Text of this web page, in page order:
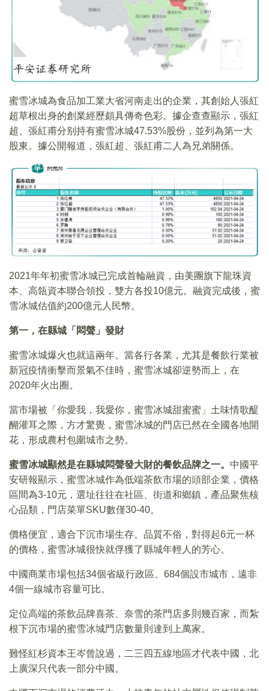
蜜雪冰城為食品加工業大省河南走出的企業，其創始人張紅
超草根出身的創業經歷頗具傳奇色彩。據企查查顯示，張紅
超、張紅甫分别持有蜜雪冰城47.53%股份，並列為第一大
股東。據公開報道，張紅超、張紅甫二人為兄弟關係。
2021年年初蜜雪冰城已完成首輪融資，由美團旗下龍珠資
本、高瓴資本聯合領投，雙方各投10億元。融資完成後，蜜
雪冰城估值約200億元人民幣。
第一，在縣城「悶聲」發財
蜜雪冰城爆火也就這兩年。當各行各業，尤其是餐飲行業被
新冠疫情衝擊而景氣不佳時，蜜雪冰城卻逆勢而上，在
2020年火出圈。
當市場被「你愛我，我愛你，蜜雪冰城甜蜜蜜」土味情歌醍
醐灌耳之際，方才驚覺，蜜雪冰城的門店已然在全國各地開
花，形成農村包圍城市之勢。
蜜雪冰城顯然是在縣城悶聲發大財的餐飲品牌之一。 中國平
安研報顯示，蜜雪冰城作為低端茶飲市場的頭部企業，價格
區間為3-10元，選址往往在社區、街道和鄉鎮，產品聚焦核
心品類，門店菜單SKU數僅30-40。
價格便宜，適合下沉市場生存。品質不俗，對得起6元一杯
的價格，蜜雪冰城很快就俘獲了縣城年輕人的芳心。
中國商業市場包括34個省級行政區、684個設市城市，遠非
4個一線城市容量可比。
定位高端的茶飲品牌喜茶、奈雪的茶門店多則幾百家，而紮
根下沉市場的蜜雪冰城門店數量則達到上萬家。
難怪紅杉資本王岑曾說過，二三四五線地區才代表中國，北
上廣深只代表一部分中國。